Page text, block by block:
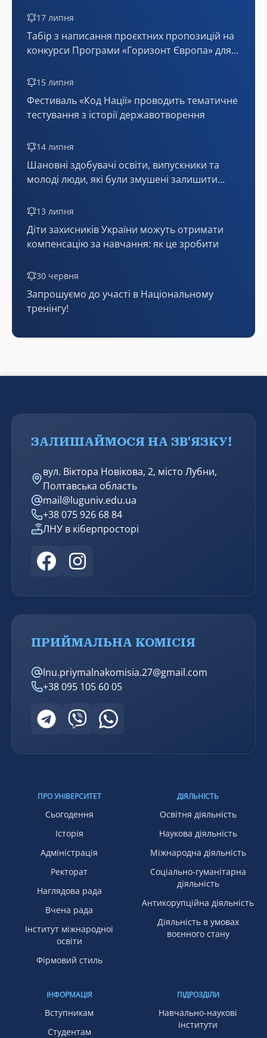
17 липня
Табір з написання проєктних пропозицій на
конкурси Програми «Горизонт Європа» для
15 липня
Фестиваль «Код Нації» проводить тематичне
тестування з історії державотворення
14 липня
Шановні здобувачі освіти, випускники та
молоді люди, які були змушені залишити
статус внутрішньо переміщених осіб!
13 липня
Діти захисників України можуть отримати
компенсацію за навчання: як це зробити
30 червня
Запрошуємо до участі в Національному
тренінгу!
ЗАЛИШАЙМОСЯ НА ЗВ'ЯЗКУ!
вул. Віктора Новікова, 2, місто Лубни,
Полтавська область
mail@luguniv.edu.ua
+38 075 926 68 84
ЛНУ в кіберпросторі
ПРИЙМАЛЬНА КОМІСІЯ
lnu.priymalnakomisia.27@gmail.com
+38 095 105 60 05
ПРО УНІВЕРСИТЕТ
Сьогодення
Історія
Адміністрація
Ректорат
Наглядова рада
Вчена рада
Інститут міжнародної
освіти
Фірмовий стиль
ДІЯЛЬНІСТЬ
Освітня діяльність
Наукова діяльність
Міжнародна діяльність
Соціально-гуманітарна
діяльність
Антикорупційна діяльність
Діяльність в умовах
воєнного стану
ІНФОРМАЦІЯ
Вступникам
Студентам
ПІДРОЗДІЛИ
Навчально-наукові
інститути